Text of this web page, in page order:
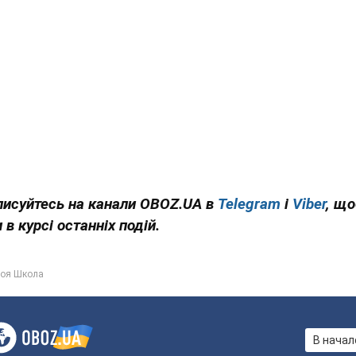
на канали OBOZ.UA в Telegram і Viber,
в курсі останніх подій.
Школа
В